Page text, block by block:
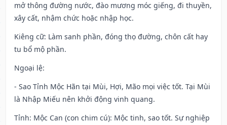
mở thông đường nước, đào mương móc giếng, đi thuyền,
xây cất, nhậm chức hoặc nhập học.
Kiêng cữ: Làm sanh phần, đóng thọ đường, chôn cất hay
tu bổ mộ phần.
Ngoại lệ:
- Sao Tỉnh Mộc Hãn tại Mùi, Hợi, Mão mọi việc tốt. Tại Mùi
là Nhập Miếu nên khởi động vinh quang.
Tỉnh: Mộc Can (con chim cú): Mộc tinh, sao tốt. Sự nghiệp